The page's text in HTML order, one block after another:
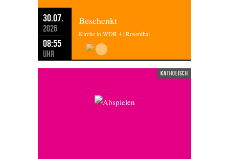
30.07.
2026
08:55
Uhr
Beschenkt
Kirche in WDR 4 | Rosenthal
katholisch